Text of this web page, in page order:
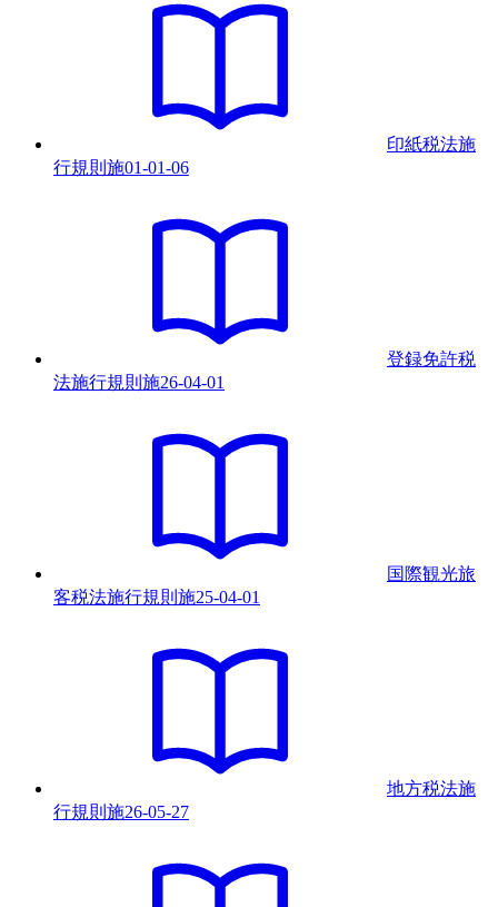
印紙税法施
行規則 施01-01-06
登録免許税
法施行規則 施26-04-01
国際観光旅
客税法施行規則 施25-04-01
地方税法施
行規則 施26-05-27